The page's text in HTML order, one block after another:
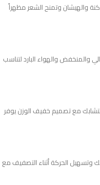
والهيشان وتمنح الشعر مظهراً
والمنخفض والهواء البارد لتناسب
مع تصميم خفيف الوزن يوفر
درجة لمنع التشابك وتسهيل الحركة أثناء التصفيف مع